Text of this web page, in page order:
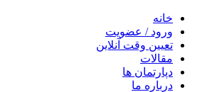
خانه
ورود / عضویت
تعیین وقت آنلاین
مقالات
دپارتمان ها
درباره ما